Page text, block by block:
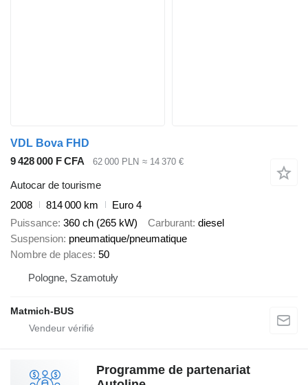
VDL Bova FHD
9 428 000 F CFA
62 000 PLN ≈ 14 370 €
Autocar de tourisme
2008
814 000 km
Euro 4
Puissance 360 ch (265 kW) Carburant diesel
Suspension pneumatique/pneumatique
Nombre de places 50
Pologne, Szamotuły
Matmich-BUS
Programme de partenariat